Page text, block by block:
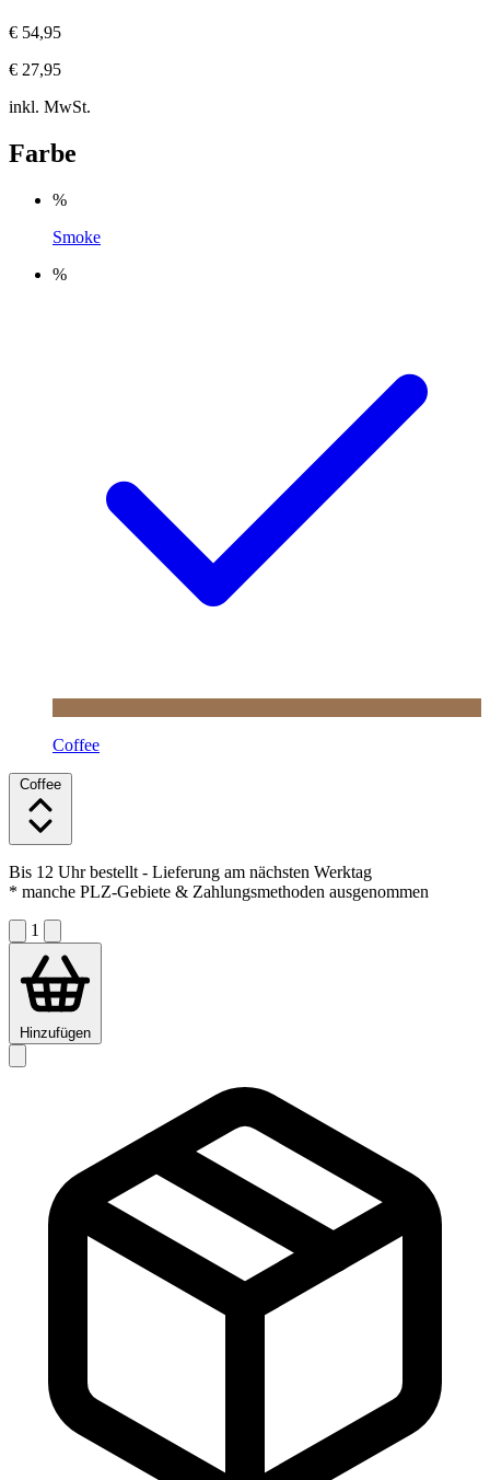
€ 54,95
€ 27,95
inkl. MwSt.
Farbe
%
Smoke
%
Coffee
Coffee
Bis 12 Uhr bestellt - Lieferung am nächsten Werktag
* manche PLZ-Gebiete & Zahlungsmethoden ausgenommen
1
Hinzufügen